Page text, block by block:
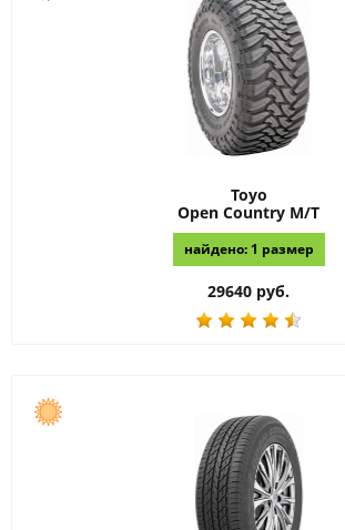
Toyo
Open Country M/T
найдено: 1 размер
29640 руб.